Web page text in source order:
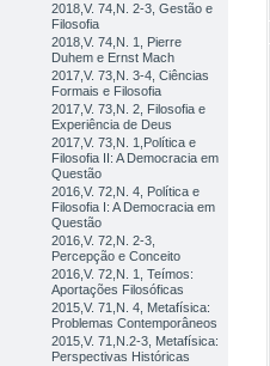
2018,V. 74,N. 2-3, Gestão e
Filosofia
2018,V. 74,N. 1, Pierre
Duhem e Ernst Mach
2017,V. 73,N. 3-4, Ciências
Formais e Filosofia
2017,V. 73,N. 2, Filosofia e
Experiência de Deus
2017,V. 73,N. 1,Política e
Filosofia II: A Democracia em
Questão
2016,V. 72,N. 4, Política e
Filosofia I: A Democracia em
Questão
2016,V. 72,N. 2-3,
Percepção e Conceito
2016,V. 72,N. 1, Teímos:
Aportações Filosóficas
2015,V. 71,N. 4, Metafísica:
Problemas Contemporâneos
2015,V. 71,N.2-3, Metafísica:
Perspectivas Históricas